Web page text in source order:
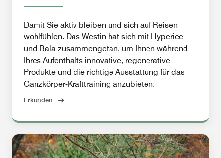
Damit Sie aktiv bleiben und sich auf Reisen
wohlfühlen. Das Westin hat sich mit Hyperice
und Bala zusammengetan, um Ihnen während
Ihres Aufenthalts innovative, regenerative
Produkte und die richtige Ausstattung für das
Ganzkörper-Krafttraining anzubieten.
Erkunden